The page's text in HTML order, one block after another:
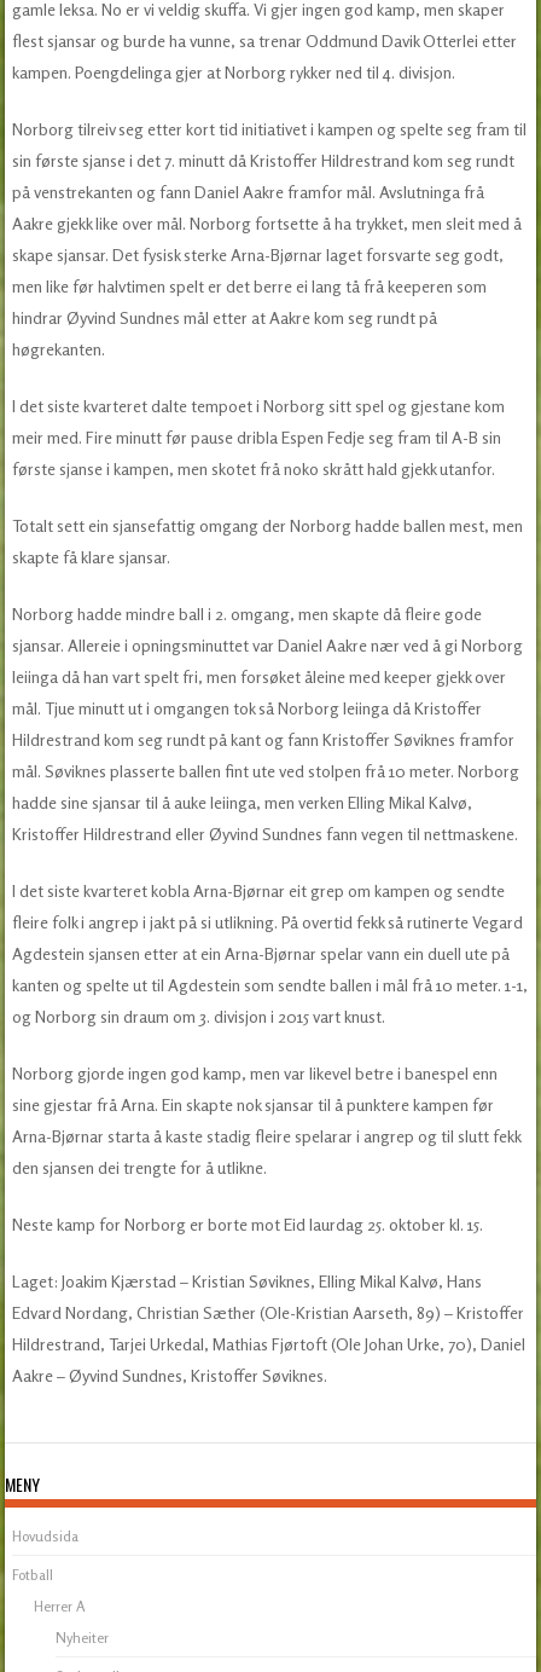
gamle leksa. No er vi veldig skuffa. Vi gjer ingen god kamp, men skaper
flest sjansar og burde ha vunne, sa trenar Oddmund Davik Otterlei etter
kampen. Poengdelinga gjer at Norborg rykker ned til 4. divisjon.
Norborg tilreiv seg etter kort tid initiativet i kampen og spelte seg fram til
sin første sjanse i det 7. minutt då Kristoffer Hildrestrand kom seg rundt
på venstrekanten og fann Daniel Aakre framfor mål. Avslutninga frå
Aakre gjekk like over mål. Norborg fortsette å ha trykket, men sleit med å
skape sjansar. Det fysisk sterke Arna-Bjørnar laget forsvarte seg godt,
men like før halvtimen spelt er det berre ei lang tå frå keeperen som
hindrar Øyvind Sundnes mål etter at Aakre kom seg rundt på
høgrekanten.
I det siste kvarteret dalte tempoet i Norborg sitt spel og gjestane kom
meir med. Fire minutt før pause dribla Espen Fedje seg fram til A-B sin
første sjanse i kampen, men skotet frå noko skrått hald gjekk utanfor.
Totalt sett ein sjansefattig omgang der Norborg hadde ballen mest, men
skapte få klare sjansar.
Norborg hadde mindre ball i 2. omgang, men skapte då fleire gode
sjansar. Allereie i opningsminuttet var Daniel Aakre nær ved å gi Norborg
leiinga då han vart spelt fri, men forsøket åleine med keeper gjekk over
mål. Tjue minutt ut i omgangen tok så Norborg leiinga då Kristoffer
Hildrestrand kom seg rundt på kant og fann Kristoffer Søviknes framfor
mål. Søviknes plasserte ballen fint ute ved stolpen frå 10 meter. Norborg
hadde sine sjansar til å auke leiinga, men verken Elling Mikal Kalvø,
Kristoffer Hildrestrand eller Øyvind Sundnes fann vegen til nettmaskene.
I det siste kvarteret kobla Arna-Bjørnar eit grep om kampen og sendte
fleire folk i angrep i jakt på si utlikning. På overtid fekk så rutinerte Vegard
Agdestein sjansen etter at ein Arna-Bjørnar spelar vann ein duell ute på
kanten og spelte ut til Agdestein som sendte ballen i mål frå 10 meter. 1-1,
og Norborg sin draum om 3. divisjon i 2015 vart knust.
Norborg gjorde ingen god kamp, men var likevel betre i banespel enn
sine gjestar frå Arna. Ein skapte nok sjansar til å punktere kampen før
Arna-Bjørnar starta å kaste stadig fleire spelarar i angrep og til slutt fekk
den sjansen dei trengte for å utlikne.
Neste kamp for Norborg er borte mot Eid laurdag 25. oktober kl. 15.
Laget: Joakim Kjærstad – Kristian Søviknes, Elling Mikal Kalvø, Hans
Edvard Nordang, Christian Sæther (Ole-Kristian Aarseth, 89) – Kristoffer
Hildrestrand, Tarjei Urkedal, Mathias Fjørtoft (Ole Johan Urke, 70), Daniel
Aakre – Øyvind Sundnes, Kristoffer Søviknes.
MENY
Hovudsida
Fotball
Herrer A
Nyheiter